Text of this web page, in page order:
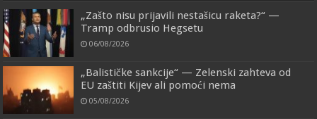
„Zašto nisu prijavili nestašicu raketa?“ —
Tramp odbrusio Hegsetu
06/08/2026
„Balističke sankcije“ — Zelenski zahteva od
EU zaštiti Kijev ali pomoći nema
05/08/2026